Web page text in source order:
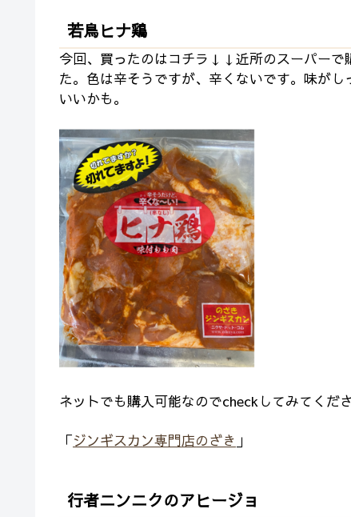
若鳥ヒナ鶏
今回、買ったのはコチラ↓↓近所のスーパーで
た。色は辛そうですが、辛くないです。味が
いいかも。
ネットでも購入可能なの
「ジンギスカン専門店のざき 」
行者ニンニクのアヒージョ